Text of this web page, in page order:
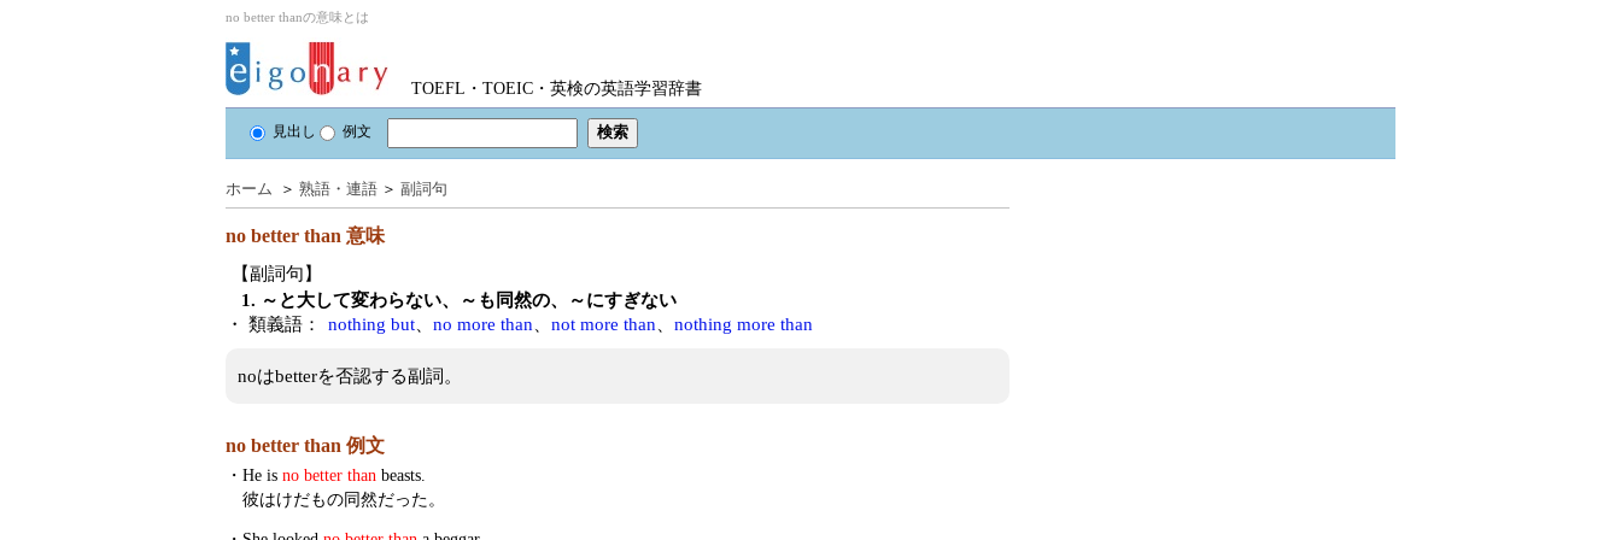
no better thanの意味とは
TOEFL・TOEIC・英検の英語学習辞書
見出し 例文
ホーム ＞ 熟語・連語 ＞ 副詞句
no better than 意味
【副詞句】
1. ～と大して変わらない、～も同然の、～にすぎない
・ 類義語：
nothing but no more than not more than nothing more than
noはbetterを否認する副詞。
no better than 例文
・ He is no better than beasts.
彼はけだもの同然だった。